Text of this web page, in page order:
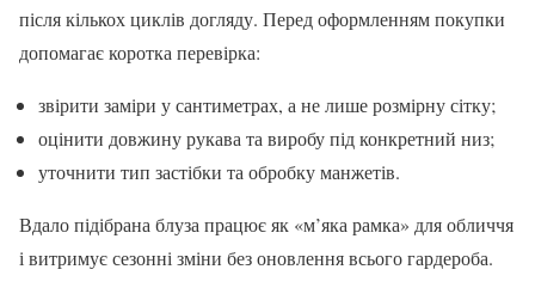
після кількох циклів догляду. Перед оформленням покупки
допомагає коротка перевірка:
звірити заміри у сантиметрах, а не лише розмірну сітку;
оцінити довжину рукава та виробу під конкретний низ;
уточнити тип застібки та обробку манжетів.
Вдало підібрана блуза працює як «м’яка рамка» для обличчя
і витримує сезонні зміни без оновлення всього гардероба.